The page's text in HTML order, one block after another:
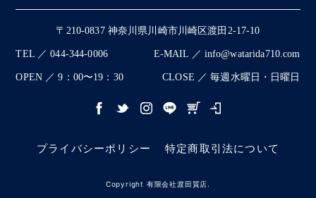
〒210-0837 神奈川県川崎市川崎区渡田2-17-10
TEL ／ 044-344-0006 E-MAIL ／ info@watarida710.com
OPEN ／ 9：00〜19：30 CLOSE ／ 毎週水曜日・日曜日
プライバシーポリシー 特定商取引法について
Copyright 有限会社渡田質店.